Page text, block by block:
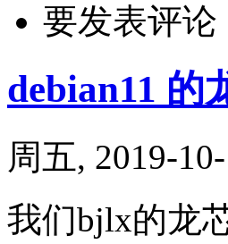
要发表评论
debian11 的
周五, 2019-
我们bjlx的龙